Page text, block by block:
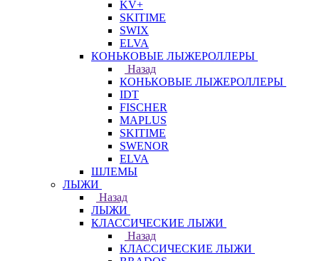
KV+
SKITIME
SWIX
ELVA
КОНЬКОВЫЕ ЛЫЖЕРОЛЛЕРЫ
Назад
КОНЬКОВЫЕ ЛЫЖЕРОЛЛЕРЫ
IDT
FISCHER
MAPLUS
SKITIME
SWENOR
ELVA
ШЛЕМЫ
ЛЫЖИ
Назад
ЛЫЖИ
КЛАССИЧЕСКИЕ ЛЫЖИ
Назад
КЛАССИЧЕСКИЕ ЛЫЖИ